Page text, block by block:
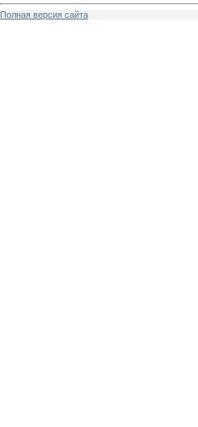
Полная версия сайта